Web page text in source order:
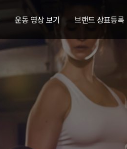
운동 영상 보기 브랜드 상표등록